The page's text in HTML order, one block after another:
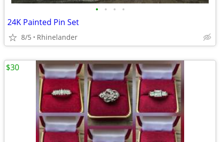
• • • •
24K Painted Pin Set
8/5 Rhinelander
$30